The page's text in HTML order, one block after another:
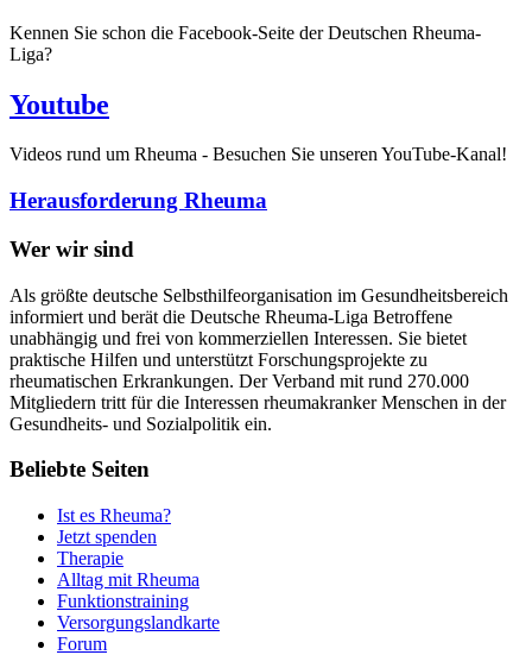
Kennen Sie schon die Facebook-Seite der Deutschen Rheuma-
Liga?
Youtube
Videos rund um Rheuma - Besuchen Sie unseren YouTube-Kanal!
Herausforderung Rheuma
Wer wir sind
Als größte deutsche Selbsthilfeorganisation im Gesundheitsbereich
informiert und berät die Deutsche Rheuma-Liga Betroffene
unabhängig und frei von kommerziellen Interessen. Sie bietet
praktische Hilfen und unterstützt Forschungsprojekte zu
rheumatischen Erkrankungen. Der Verband mit rund 270.000
Mitgliedern tritt für die Interessen rheumakranker Menschen in der
Gesundheits- und Sozialpolitik ein.
Beliebte Seiten
Ist es Rheuma?
Jetzt spenden
Therapie
Alltag mit Rheuma
Funktionstraining
Versorgungslandkarte
Forum